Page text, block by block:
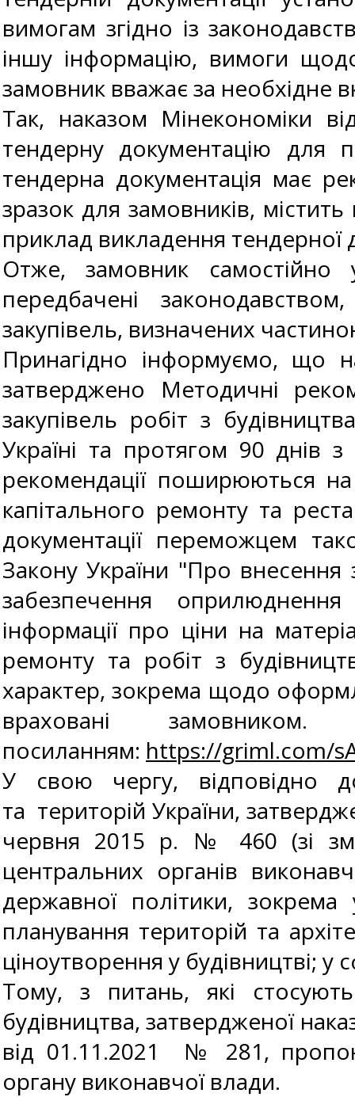
вимогам згідно із
іншу інформацію, вимоги
замовник вважає за необхідне
Так, наказом Мінекономіки
тендерну документацію для
тендерна документація має
зразок для замовників,
приклад викладення тендерної
Отже, замовник самостійно
передбачені
закупівель, визначених
Принагідно інформуємо, що
затверджено Методичні
закупівель робіт з
Україні та протягом 90 днів
рекомендації поширюються на
капітального ремонту та
документації переможцем
Закону України "Про внесення
забезпечення
інформації про ціни на
ремонту та робіт з
характер, зокрема щодо
враховані
посиланням: https://griml.com/
У свою чергу, відповідно
та територій України,
червня 2015 р. № 460 (зі
центральних органів
державної політики, зокрема
планування територій та
ціноутворення у будівництві; у
Тому, з питань, які
будівництва, затвердженої
від 01.11.2021 № 281,
органу виконавчої влади.